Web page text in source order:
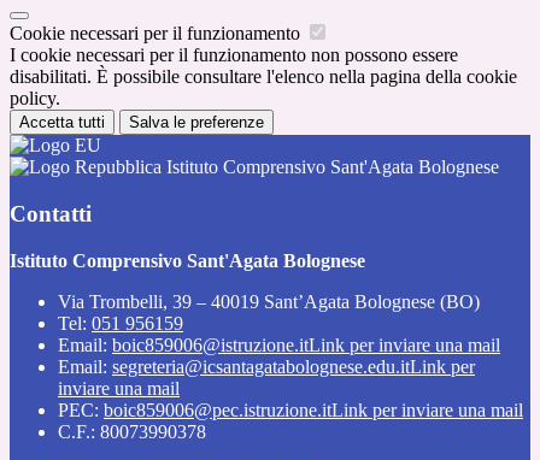
Cookie necessari per il funzionamento
I cookie necessari per il funzionamento non possono essere
disabilitati. È possibile consultare l'elenco nella pagina della cookie
policy.
Accetta tutti Salva le preferenze
Istituto Comprensivo Sant'Agata Bolognese
Contatti
Istituto Comprensivo Sant'Agata Bolognese
Via Trombelli, 39 – 40019 Sant’Agata Bolognese (BO)
Tel: 051 956159
Email: boic859006@istruzione.itLink per inviare una mail
Email: segreteria@icsantagatabolognese.edu.itLink per
inviare una mail
PEC: boic859006@pec.istruzione.itLink per inviare una mail
C.F.: 80073990378